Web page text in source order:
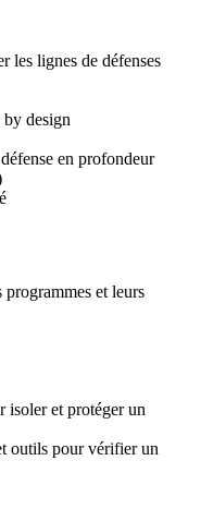
les lignes de défenses
design
en profondeur
programmes et leurs
isoler et protéger un
outils pour vérifier un